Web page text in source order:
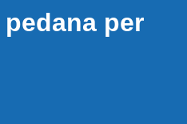
per